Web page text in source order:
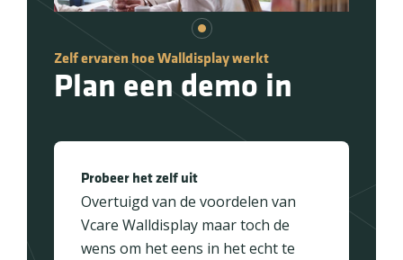
Zelf ervaren hoe Walldisplay werkt
Plan een demo in
Probeer het zelf uit
Overtuigd van de voordelen van
Vcare Walldisplay maar toch de
wens om het eens in het echt te